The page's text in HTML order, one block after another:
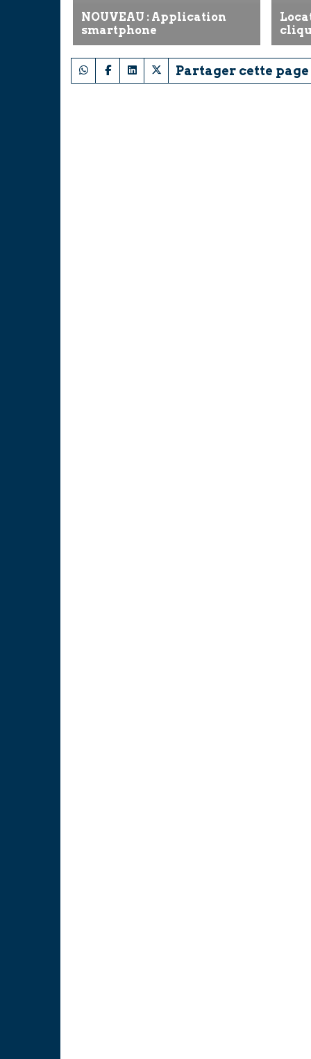
NOUVEAU : Application
smartphone
Partager cette page